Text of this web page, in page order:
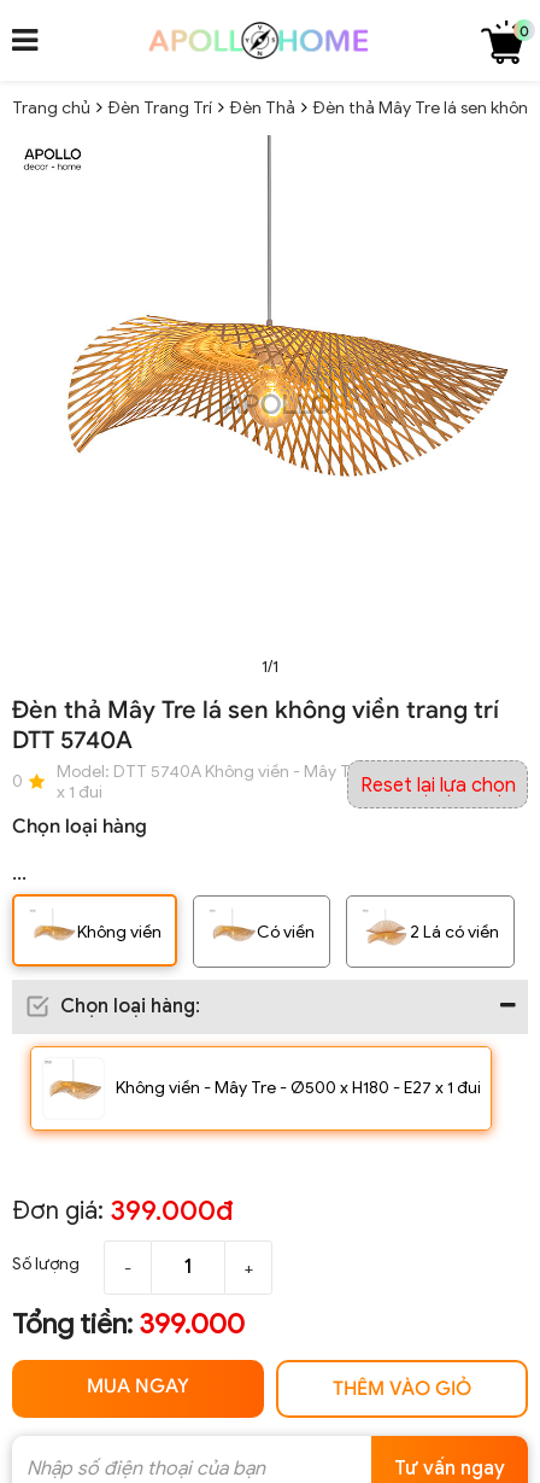
0
Trang chủ Đèn Trang Trí Đèn Thả Đèn thả Mây Tre lá sen
1/1
Đèn thả Mây Tre lá sen không viền trang trí
DTT 5740A
0 Model: DTT 5740A Không viền - Mây Tre - Ø500 x H180 - E27
x 1 đui
Chọn loại hàng
...
Không viền Có viền 2 Lá có viền
Chọn loại hàng:
Không viền - Mây Tre - Ø500 x H180 - E27 x 1 đui
Reset lại lựa chọn
Đơn giá: 399.000đ
Số lượng - +
Tổng tiền: 399.000
MUA NGAY THÊM VÀO GIỎ
Tư vấn ngay